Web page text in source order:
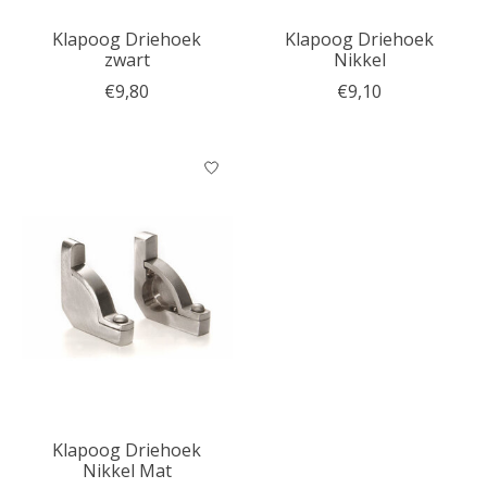
Klapoog Driehoek
zwart
€9,80
Klapoog Driehoek
Nikkel
€9,10
Klapoog Driehoek
Nikkel Mat